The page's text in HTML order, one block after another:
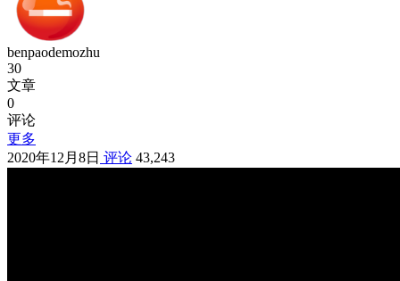
benpaodemozhu
30
文章
0
评论
更多
2020年12月8日 评论 43,243